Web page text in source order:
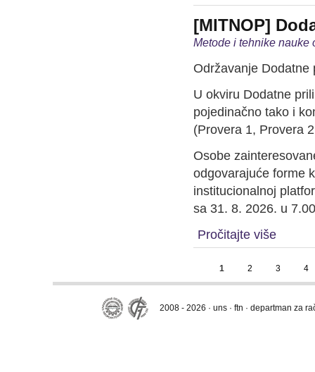
[MITNOP]
Metode i tehnike nauke
Održavanje Dodatne
U okviru Dodatne
pojedinačno tako i
(Provera 1, Provera
Osobe
odgovarajuće forme
institucionalnoj
sa 31. 8. 2026. u
Pročitajte više
1 2 3 4
2008 - 2026 · uns · ftn · departman za